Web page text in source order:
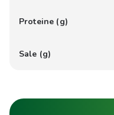
Proteine (g)
Sale (g)